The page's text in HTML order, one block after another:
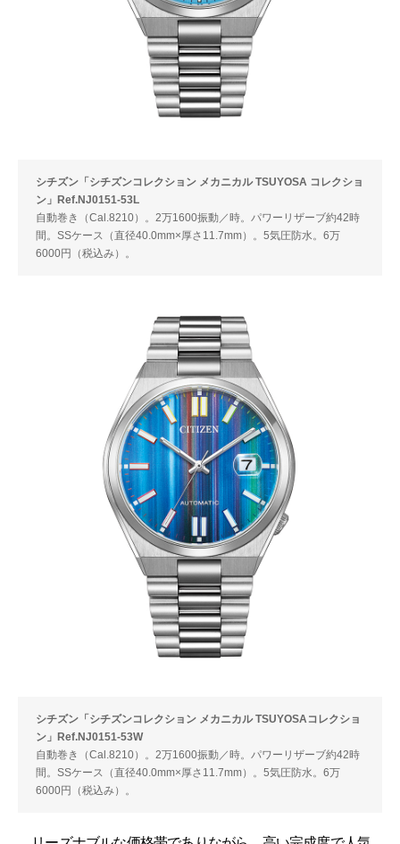
シチズン「シチズンコレクション メカニカル TSUYOSA コレクショ
ン」Ref.NJ0151-53L
自動巻き（Cal.8210）。2万1600振動／時。パワーリザーブ約42時
間。SSケース（直径40.0mm×厚さ11.7mm）。5気圧防水。6万
6000円（税込み）。
シチズン「シチズンコレクション メカニカル TSUYOSAコレクショ
ン」Ref.NJ0151-53W
自動巻き（Cal.8210）。2万1600振動／時。パワーリザーブ約42時
間。SSケース（直径40.0mm×厚さ11.7mm）。5気圧防水。6万
6000円（税込み）。